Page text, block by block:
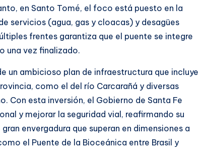
en Santo Tomé, el foco está puesto en la
servicios (agua, gas y cloacas) y desagües
frentes garantiza que el puente se integre
una vez finalizado.
un ambicioso plan de infraestructura que incluye
como el del río Carcarañá y diversas
Con esta inversión, el Gobierno de Santa Fe
y mejorar la seguridad vial, reafirmando su
envergadura que superan en dimensiones a
el Puente de la Bioceánica entre Brasil y